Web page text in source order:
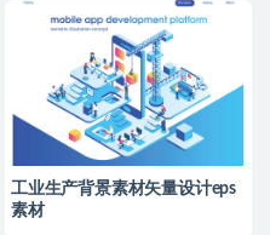
工业生产背景素材矢量设计eps
素材